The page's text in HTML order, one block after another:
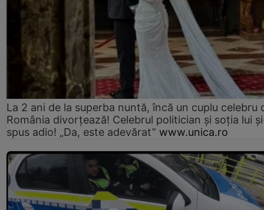
La 2 ani de la superba nuntă, încă un cuplu celebru
România divorțează! Celebrul politician și soția lui
spus adio! „Da, este adevărat” www.unica.ro